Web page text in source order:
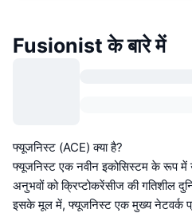
Fusionist के बारे में
फ्यूजनिस्ट (ACE) क्या है?
फ्यूजनिस्ट एक नवीन इकोसिस्टम के रूप में
अनुभवों को क्रिप्टोकरेंसीज की गतिशील
इसके मूल में, फ्यूजनिस्ट एक मुख्य नेटवर्क